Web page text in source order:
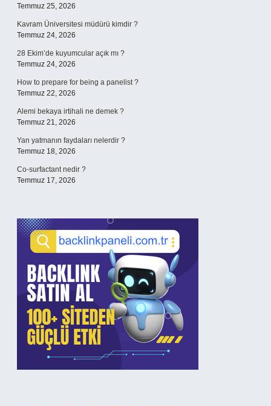
Temmuz 25, 2026
Kavram Üniversitesi müdürü kimdir ?
Temmuz 24, 2026
28 Ekim’de kuyumcular açık mı ?
Temmuz 24, 2026
How to prepare for being a panelist ?
Temmuz 22, 2026
Alemi bekaya irtihali ne demek ?
Temmuz 21, 2026
Yan yatmanın faydaları nelerdir ?
Temmuz 18, 2026
Co-surfactant nedir ?
Temmuz 17, 2026